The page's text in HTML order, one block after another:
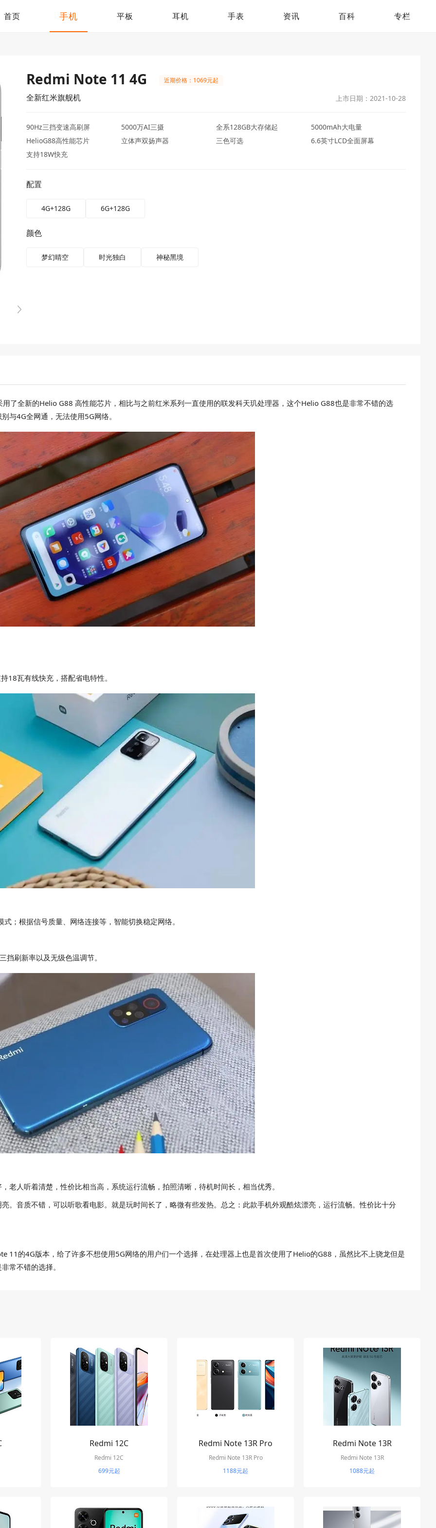
首页 手机 平板 耳机 手表 资讯 百科 专栏
Redmi Note 11 4G 近期价格：1069元起
全新红米旗舰机 上市日期：2021-10-28
90Hz三挡变速高刷屏 5000万AI三摄 全系128GB大存储起
5000mAh大电量
HelioG88高性能芯片
立体声双扬声器 三色可选
6.6英寸LCD全面屏幕
支持18W快充
配置
4G+128G 6G+128G
颜色
梦幻晴空 时光独白 神秘黑境
了全新的Helio G88 高性能芯片，相比与之前红米系列一直使用的联发科天玑处理器，这个Helio G88也是非常不错的选
与4G全网通，无法使用5G网络。
18瓦有线快充，搭配省电特性。
；根据信号质量、网络连接等，智能切换稳定网络。
刷新率以及无级色温调节。
老人听着清楚，性价比相当高，系统运行流畅，拍照清晰，待机时间长，相当优秀。
。音质不错，可以听歌看电影。就是玩时间长了，略微有些发热。总之：此款手机外观酷炫漂亮，运行流畅。性价比十分
11的4G版本，给了许多不想使用5G网络的用户们一个选择，在处理器上也是首次使用了Helio的G88，虽然比不上骁龙但是
常不错的选择。
Redmi 12C
Redmi 12C
699元起
Redmi Note 13R Pro
Redmi Note 13R Pro
1188元起
Redmi Note 13R
Redmi Note 13R
1088元起